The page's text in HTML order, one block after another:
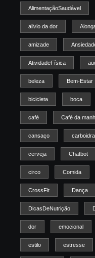
AlimentaçãoSaudável
alivio da dor
amizade
AtividadeFísica
beleza Bem-Estar
bicicleta boca
café Café da
cansaço
cerveja Chatbot
circo Comida
CrossFit Dança
DicasDeNutrição
dor emocional
estilo estresse